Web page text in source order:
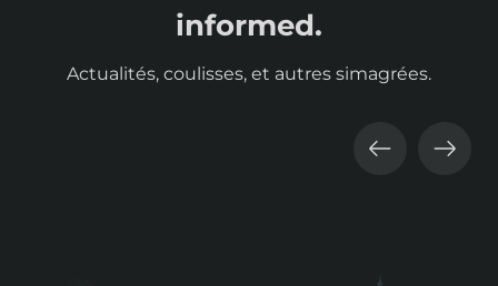
informed.
Actualités, coulisses, et autres simagrées.